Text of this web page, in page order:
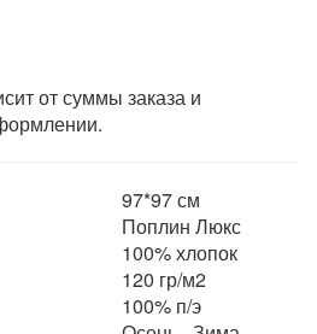
от суммы заказа и
97*97 см
Поплин Люкс
100% хлопок
120 гр/м2
100% п/э